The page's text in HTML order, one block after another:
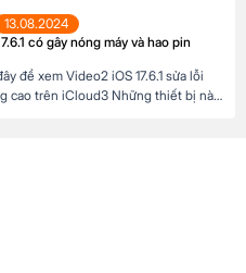
cập nhật đầu tiên lớn cho hệ điều
cho iPhone, mang đến nhiều cải
trung vào […]
13.08.2024
có gây nóng máy và hao pin
để xem Video2 iOS 17.6.1 sửa lỗi
cao trên iCloud3 Những thiết bị nào